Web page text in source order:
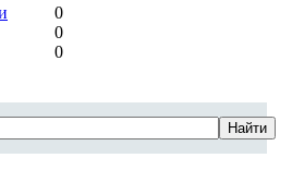
0
0
0
Найти